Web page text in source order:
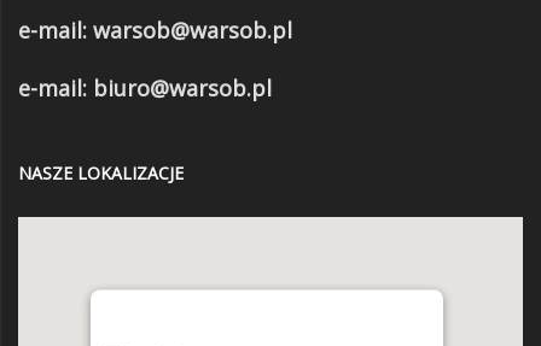
e-mail: warsob@warsob.pl
e-mail: biuro@warsob.pl
NASZE LOKALIZACJE